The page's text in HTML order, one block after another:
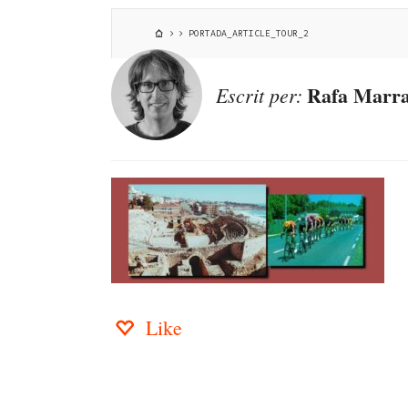
PORTADA_ARTICLE_TOUR_2
Escrit per: Rafa
Like